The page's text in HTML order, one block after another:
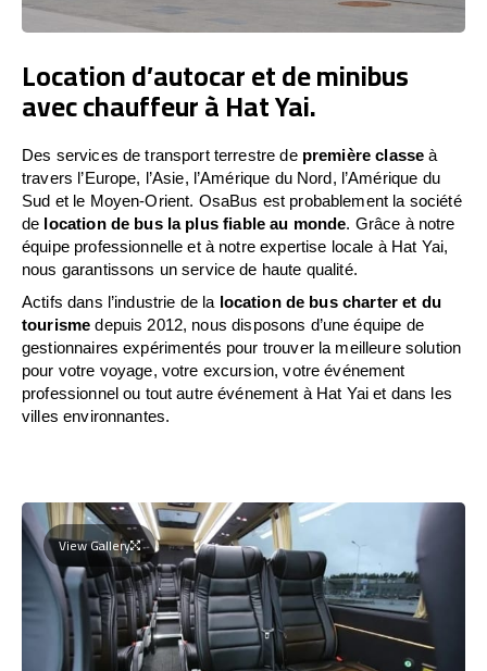
Location d’autocar et de minibus
avec chauffeur à Hat Yai.
Des services de transport terrestre de première classe à
travers l’Europe, l’Asie, l’Amérique du Nord, l’Amérique du
Sud et le Moyen-Orient. OsaBus est probablement la société
de location de bus la plus fiable au monde. Grâce à notre
équipe professionnelle et à notre expertise locale à Hat Yai,
nous garantissons un service de haute qualité.
Actifs dans l’industrie de la location de bus charter et du
tourisme depuis 2012, nous disposons d’une équipe de
gestionnaires expérimentés pour trouver la meilleure solution
pour votre voyage, votre excursion, votre événement
professionnel ou tout autre événement à Hat Yai et dans les
villes environnantes.
View Gallery